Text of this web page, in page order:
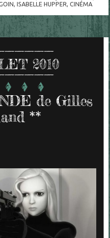
, ISABELLE HUPPER, CINÉMA
2010
de Gilles
**